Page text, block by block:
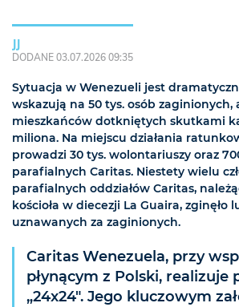
JJ
DODANE 03.07.2026 09:35
Sytuacja w Wenezueli jest
wskazują na 50 tys. osób zaginionych,
mieszkańców dotkniętych skutkami
miliona. Na miejscu działania
prowadzi 30 tys. wolontariuszy oraz
parafialnych Caritas. Niestety wielu
parafialnych oddziałów Caritas,
kościoła w diecezji La Guaira, zginęło
uznawanych za zaginionych.
Caritas Wenezuela, przy
płynącym z Polski, realizuje
„24x24". Jego kluczowym